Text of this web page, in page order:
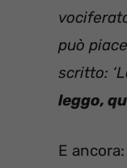
può
scritto:
leggo,
E ancora: